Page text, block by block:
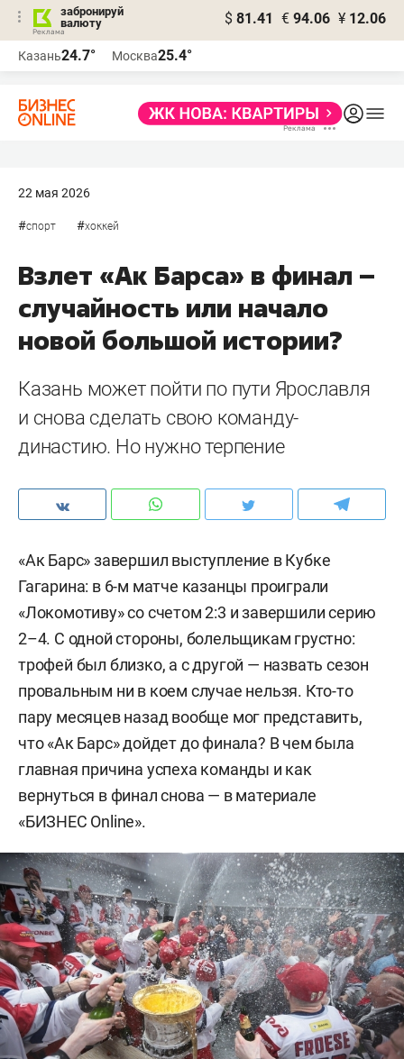
забронируй
валюту
$ 81.41 € 94.06 ¥ 12.06
Казань24.7° Москва25.4°
22 мая 2026
#спорт #хоккей
Взлет «Ак Барса» в финал –
случайность или начало
новой большой истории?
Казань может пойти по пути Ярославля
и снова сделать свою команду-
династию. Но нужно терпение
«Ак Барс» завершил выступление в Кубке
Гагарина: в 6-м матче казанцы проиграли
«Локомотиву» со счетом 2:3 и завершили серию
2–4. С одной стороны, болельщикам грустно:
трофей был близко, а с другой — назвать сезон
провальным ни в коем случае нельзя. Кто-то
пару месяцев назад вообще мог представить,
что «Ак Барс» дойдет до финала? В чем была
главная причина успеха команды и как
вернуться в финал снова — в материале
«БИЗНЕС Online».